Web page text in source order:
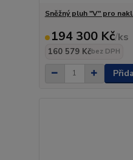
Sněžný pluh "V" pro
194 300 Kč/ks
160 579 Kčbez DPH